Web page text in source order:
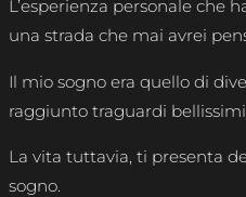
L’esperienza personale che
una strada che mai avrei
Il mio sogno era quello di
raggiunto traguardi
La vita tuttavia, ti presenta
sogno.